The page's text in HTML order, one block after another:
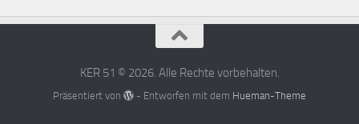
KER 51 © 2026. Alle Rechte vorbehalten.
Präsentiert von - Entworfen mit dem Hueman-Theme